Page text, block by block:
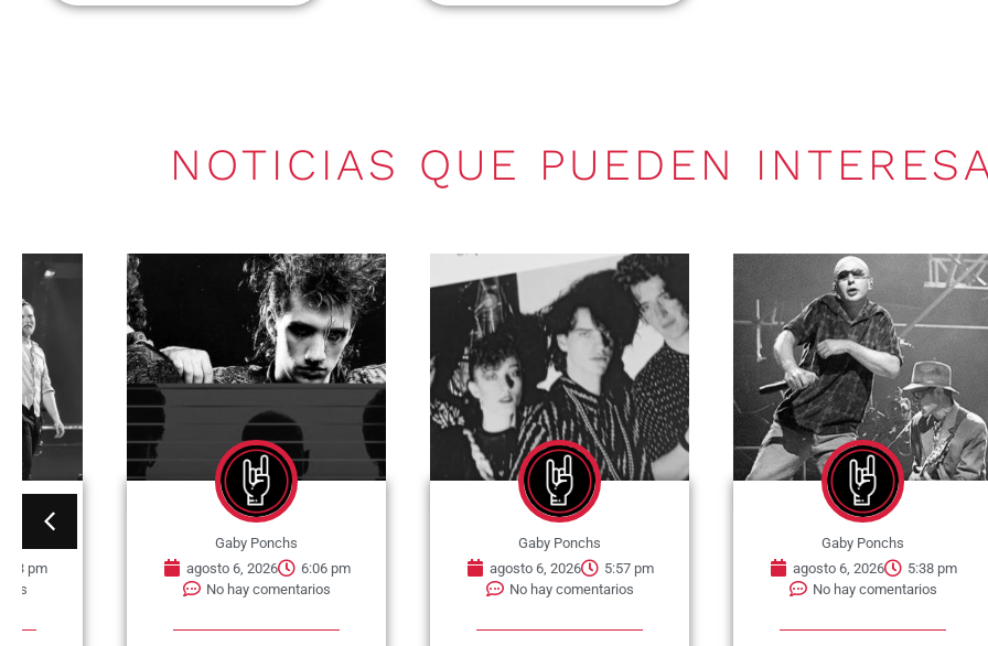
NOTICIAS QUE PUEDEN
agosto 6, 2026
6:06 pm
No hay comentarios
agosto 6, 2026
5:57 pm
No hay comentarios
agosto 6, 2026
5:38 pm
No hay comentarios